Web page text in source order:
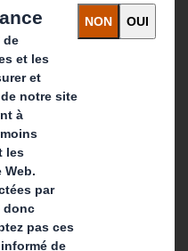
durable
?
papier